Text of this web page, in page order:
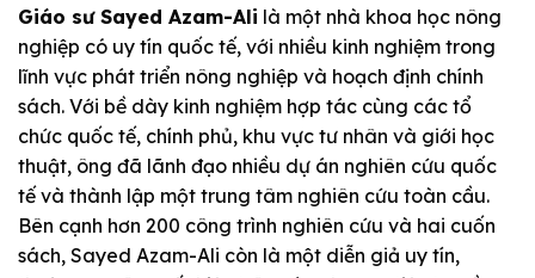
Giáo sư Sayed Azam-Ali là một nhà khoa học nông
nghiệp có uy tín quốc tế, với nhiều kinh nghiệm trong
lĩnh vực phát triển nông nghiệp và hoạch định chính
sách. Với bề dày kinh nghiệm hợp tác cùng các tổ
chức quốc tế, chính phủ, khu vực tư nhân và giới học
thuật, ông đã lãnh đạo nhiều dự án nghiên cứu quốc
tế và thành lập một trung tâm nghiên cứu toàn cầu.
Bên cạnh hơn 200 công trình nghiên cứu và hai cuốn
sách, Sayed Azam-Ali còn là một diễn giả uy tín,